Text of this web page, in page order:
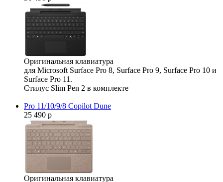
Оригинальная клавиатура
для Microsoft Surface Pro 8, Surface Pro 9, Surface Pro 10 и
Surface Pro 11.
Стилус Slim Pen 2 в комплекте
Pro 11/10/9/8 Copilot Dune
25 490 р
Оригинальная клавиатура